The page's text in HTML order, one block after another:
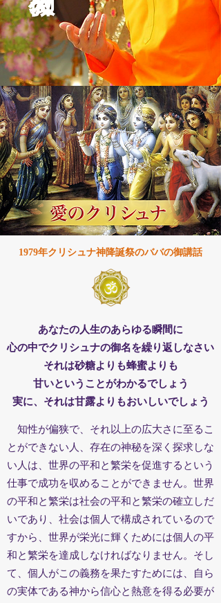
1979年クリシュナ神降誕祭のババの御講話
あなたの人生のあらゆる瞬間に
心の中でクリシュナの御名を繰り返しなさい
それは砂糖よりも蜂蜜よりも
甘いということがわかるでしょう
実に、それは甘露よりもおいしいでしょう
知性が偏狭で、それ以上の広大さに至るこ
とができない人、存在の神秘を深く探求しな
い人は、世界の平和と繁栄を促進するという
仕事で成功を収めることができません。世界
の平和と繁栄は社会の平和と繁栄の確立しだ
いであり、社会は個人で構成されているので
すから、世界が栄光に輝くためには個人の平
和と繁栄を達成しなければなりません。そし
て、個人がこの義務を果たすためには、自ら
の実体である神から信心と熱意を得る必要が